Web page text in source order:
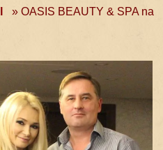
» OASIS BEAUTY & SPA na